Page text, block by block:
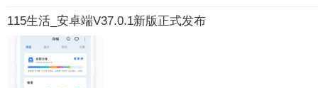
115生活_安卓端V37.0.1新版正式发布